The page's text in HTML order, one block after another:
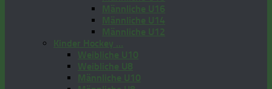
Männliche U16
Männliche U14
Männliche U12
Kinder Hockey …
Weibliche U10
Weibliche U8
Männliche U10